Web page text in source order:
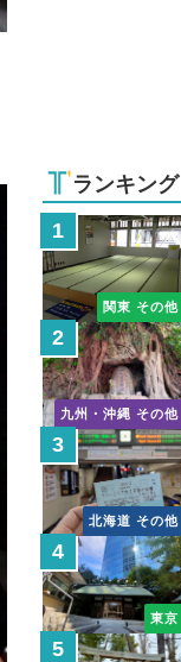
ランキング
関東 その他
九州・沖縄 その他
北海道 その他
東京